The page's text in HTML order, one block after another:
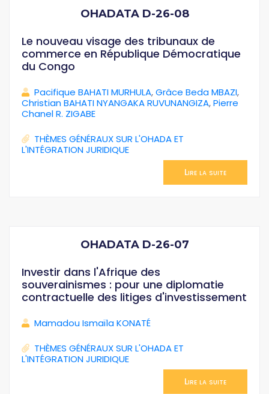
OHADATA D-26-08
Le nouveau visage des tribunaux de
commerce en République Démocratique
du Congo
Pacifique BAHATI MURHULA,Grâce Beda MBAZI,
Christian BAHATI NYANGAKA RUVUNANGIZA,Pierre
Chanel R. ZIGABE
THÈMES GÉNÉRAUX SUR L'OHADA ET
L'INTÉGRATION JURIDIQUE
Lire la suite
OHADATA D-26-07
Investir dans l'Afrique des
souverainismes : pour une diplomatie
contractuelle des litiges d'investissement
Mamadou Ismaïla KONATÉ
THÈMES GÉNÉRAUX SUR L'OHADA ET
L'INTÉGRATION JURIDIQUE
Lire la suite